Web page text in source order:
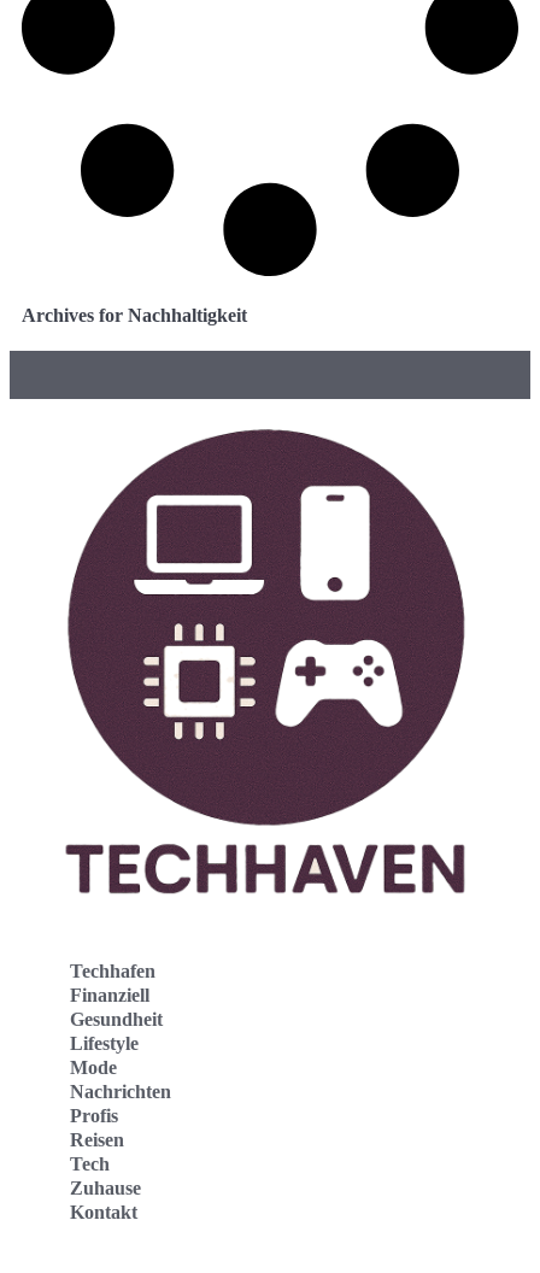
Archives for Nachhaltigkeit
Techhafen
Finanziell
Gesundheit
Lifestyle
Mode
Nachrichten
Profis
Reisen
Tech
Zuhause
Kontakt